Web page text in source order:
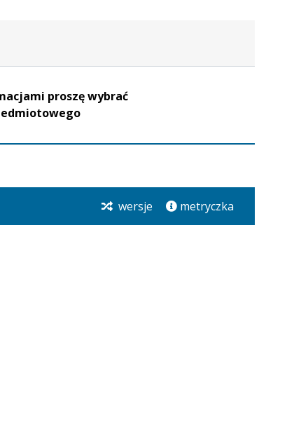
proszę wybrać
wersje metryczka